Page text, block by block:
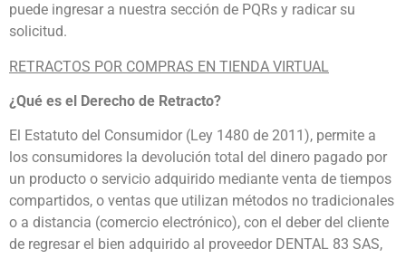
puede ingresar a nuestra sección de PQRs y radicar su
solicitud.
RETRACTOS POR COMPRAS EN TIENDA VIRTUAL
¿Qué es el Derecho de Retracto?
El Estatuto del Consumidor (Ley 1480 de 2011), permite a
los consumidores la devolución total del dinero pagado por
un producto o servicio adquirido mediante venta de tiempos
compartidos, o ventas que utilizan métodos no tradicionales
o a distancia (comercio electrónico), con el deber del cliente
de regresar el bien adquirido al proveedor DENTAL 83 SAS,